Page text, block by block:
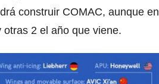
construir COMAC, aunque en
2 el año que viene.